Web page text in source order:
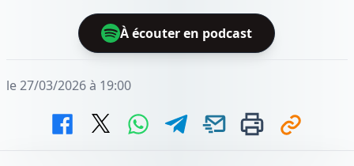
À écouter en podcast
le 27/03/2026 à 19:00